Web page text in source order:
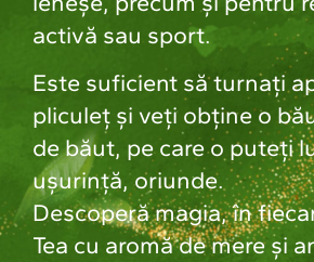
activă sau sport.
Este suficient să turnați
pliculeț și veți obține o
de băut, pe care o puteți
ușurință, oriunde.
Descoperă magia, în
Tea cu aromă de mere și